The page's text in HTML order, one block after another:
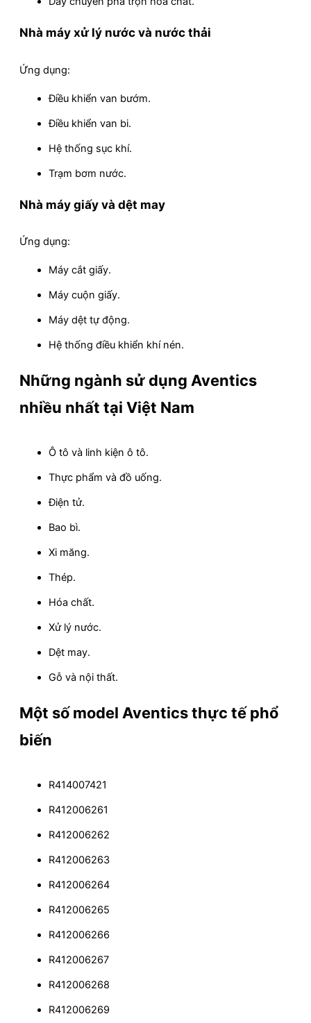
Nhà máy xử lý nước và nước thải
Ứng dụng:
Điều khiển van bướm.
Điều khiển van bi.
Hệ thống sục khí.
Trạm bơm nước.
Nhà máy giấy và dệt may
Ứng dụng:
Máy cắt giấy.
Máy cuộn giấy.
Máy dệt tự động.
Hệ thống điều khiển khí nén.
Những ngành sử dụng Aventics
nhiều nhất tại Việt Nam
Ô tô và linh kiện ô tô.
Thực phẩm và đồ uống.
Điện tử.
Bao bì.
Xi măng.
Thép.
Hóa chất.
Xử lý nước.
Dệt may.
Gỗ và nội thất.
Một số model Aventics thực tế phổ
biến
R414007421
R412006261
R412006262
R412006263
R412006264
R412006265
R412006266
R412006267
R412006268
R412006269